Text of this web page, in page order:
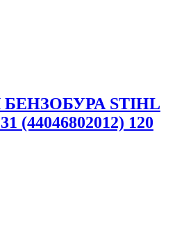
STIHL
(44046802012) 120